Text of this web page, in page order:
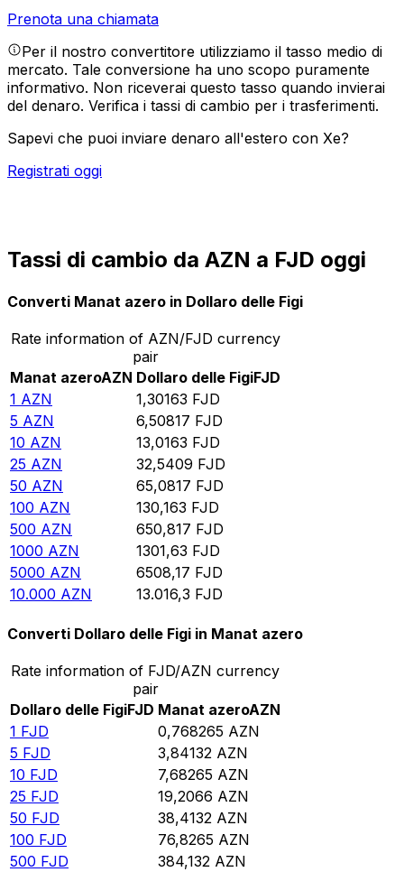
Prenota una chiamata
Per il nostro convertitore utilizziamo il tasso medio di
mercato. Tale conversione ha uno scopo puramente
informativo. Non riceverai questo tasso quando invierai
del denaro. Verifica i tassi di cambio per i trasferimenti.
Sapevi che puoi inviare denaro all'estero con Xe?
Registrati oggi
Tassi di cambio da AZN a FJD oggi
Converti Manat azero in Dollaro delle Figi
Rate information of AZN/FJD currency
pair
Manat azeroAZN Dollaro delle FigiFJD
1 AZN 1,30163 FJD
5 AZN 6,50817 FJD
10 AZN 13,0163 FJD
25 AZN 32,5409 FJD
50 AZN 65,0817 FJD
100 AZN 130,163 FJD
500 AZN 650,817 FJD
1000 AZN 1301,63 FJD
5000 AZN 6508,17 FJD
10.000 AZN 13.016,3 FJD
Converti Dollaro delle Figi in Manat azero
Rate information of FJD/AZN currency
pair
Dollaro delle FigiFJD Manat azeroAZN
1 FJD 0,768265 AZN
5 FJD 3,84132 AZN
10 FJD 7,68265 AZN
25 FJD 19,2066 AZN
50 FJD 38,4132 AZN
100 FJD 76,8265 AZN
500 FJD 384,132 AZN